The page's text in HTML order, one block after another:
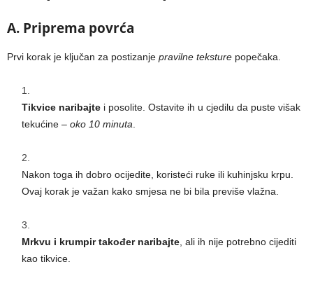
A. Priprema povrća
Prvi korak je ključan za postizanje pravilne teksture popečaka.
Tikvice naribajte i posolite. Ostavite ih u cjedilu da puste višak
tekućine – oko 10 minuta
Nakon toga ih dobro ocijedite, koristeći ruke ili kuhinjsku krpu.
Ovaj korak je važan kako smjesa ne bi bila previše vlažna.
Mrkvu i krumpir također naribajte , ali ih nije potrebno cijediti
kao tikvice.